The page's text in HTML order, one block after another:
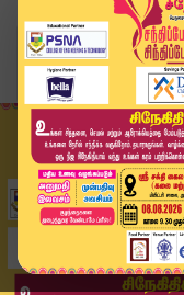
Home
வீடியோ
Headlines Now |